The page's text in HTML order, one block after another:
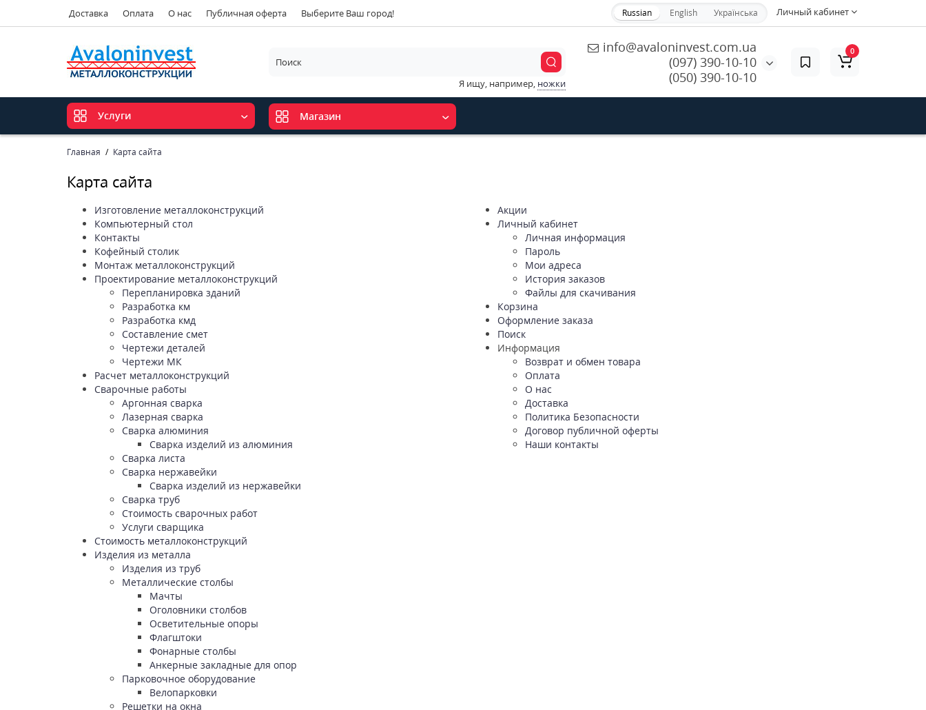
Доставка Оплата О нас Публичная оферта Выберите Ваш город! Личный кабинет
Russian English Українська
info@avaloninvest.com.ua
(097) 390-10-10
(050) 390-10-10
Я ищу, например, ножки
0
Услуги Магазин
Главная Карта сайта
Карта сайта
Изготовление металлоконструкций
Компьютерный стол
Контакты
Кофейный столик
Монтаж металлоконструкций
Проектирование металлоконструкций
Перепланировка зданий
Разработка км
Разработка кмд
Составление смет
Чертежи деталей
Чертежи МК
Расчет металлоконструкций
Сварочные работы
Аргонная сварка
Лазерная сварка
Сварка алюминия
Сварка изделий из алюминия
Сварка листа
Сварка нержавейки
Сварка изделий из нержавейки
Сварка труб
Стоимость сварочных работ
Услуги сварщика
Стоимость металлоконструкций
Изделия из металла
Изделия из труб
Металлические столбы
Мачты
Оголовники столбов
Осветительные опоры
Флагштоки
Фонарные столбы
Анкерные закладные для опор
Парковочное оборудование
Велопарковки
Решетки на окна
Акции
Личный кабинет
Личная информация
Пароль
Мои адреса
История заказов
Файлы для скачивания
Корзина
Оформление заказа
Поиск
Информация
Возврат и обмен товара
Оплата
О нас
Доставка
Политика Безопасности
Договор публичной оферты
Наши контакты